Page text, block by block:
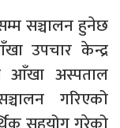
सञ्चालन हुनेछ
उपचार केन्द्र
आँखा अस्पताल
गरिएको